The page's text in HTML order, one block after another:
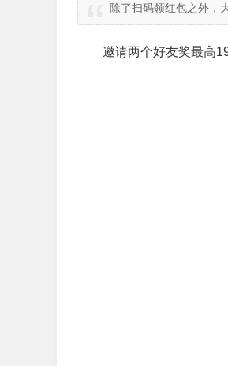
除了扫码领红包之外，
邀请两个好友奖最高